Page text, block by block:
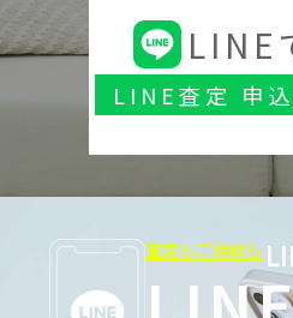
LINE
LINE査定 申
査定もご相談も